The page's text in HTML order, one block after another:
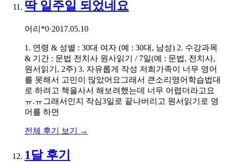
딱 일주일 되었네요
어리*0·2017.05.10
1. 연령 & 성별 : 30대 여자 (예 : 30대, 남성) 2. 수강과목
& 기간 : 문법 전치사 원사읽기 / 7일(예 : 문법, 전치사,
원서읽기, 2주) 3. 자유롭게 작성 저희가족이 너무 영어
를 못해서 고민이 많았어요그래서 큰소리영어학습법대
로 하려고 책을사서 해보려했는데 너무 어렵더라고요
ㅠ.ㅠ그래서인지 작심3일로 끝나버리고 원서읽기로 영
어를 하면
전체 후기 보기 →
1달 후기